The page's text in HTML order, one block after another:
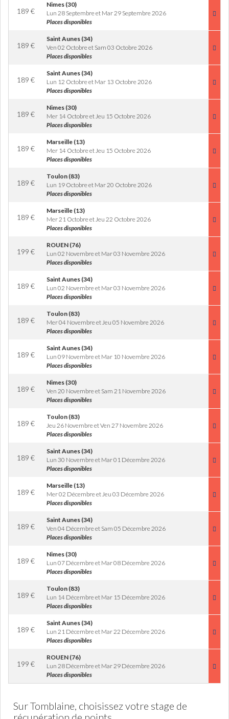
189 €
Nimes (30)
Lun 28 Septembre et Mar 29 Septembre 2026
Places disponibles
189 €
Saint Aunes (34)
Ven 02 Octobre et Sam 03 Octobre 2026
Places disponibles
189 €
Saint Aunes (34)
Lun 12 Octobre et Mar 13 Octobre 2026
Places disponibles
189 €
Nimes (30)
Mer 14 Octobre et Jeu 15 Octobre 2026
Places disponibles
189 €
Marseille (13)
Mer 14 Octobre et Jeu 15 Octobre 2026
Places disponibles
189 €
Toulon (83)
Lun 19 Octobre et Mar 20 Octobre 2026
Places disponibles
189 €
Marseille (13)
Mer 21 Octobre et Jeu 22 Octobre 2026
Places disponibles
199 €
ROUEN (76)
Lun 02 Novembre et Mar 03 Novembre 2026
Places disponibles
189 €
Saint Aunes (34)
Lun 02 Novembre et Mar 03 Novembre 2026
Places disponibles
189 €
Toulon (83)
Mer 04 Novembre et Jeu 05 Novembre 2026
Places disponibles
189 €
Saint Aunes (34)
Lun 09 Novembre et Mar 10 Novembre 2026
Places disponibles
189 €
Nimes (30)
Ven 20 Novembre et Sam 21 Novembre 2026
Places disponibles
189 €
Toulon (83)
Jeu 26 Novembre et Ven 27 Novembre 2026
Places disponibles
189 €
Saint Aunes (34)
Lun 30 Novembre et Mar 01 Décembre 2026
Places disponibles
189 €
Marseille (13)
Mer 02 Décembre et Jeu 03 Décembre 2026
Places disponibles
189 €
Saint Aunes (34)
Ven 04 Décembre et Sam 05 Décembre 2026
Places disponibles
189 €
Nimes (30)
Lun 07 Décembre et Mar 08 Décembre 2026
Places disponibles
189 €
Toulon (83)
Lun 14 Décembre et Mar 15 Décembre 2026
Places disponibles
189 €
Saint Aunes (34)
Lun 21 Décembre et Mar 22 Décembre 2026
Places disponibles
199 €
ROUEN (76)
Lun 28 Décembre et Mar 29 Décembre 2026
Places disponibles
Sur Tomblaine, choisissez votre stage de